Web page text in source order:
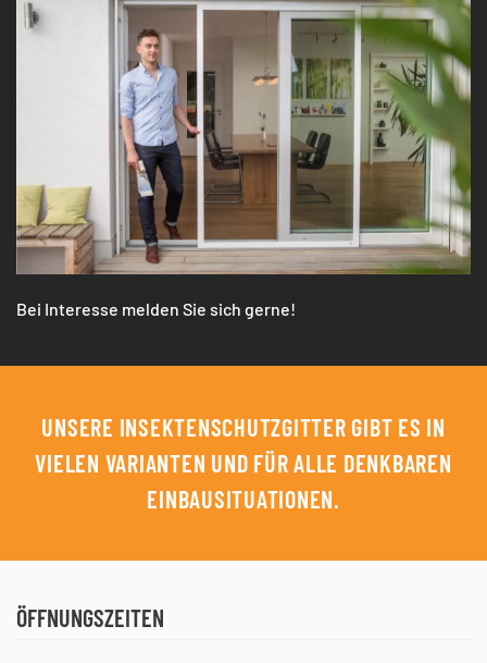
Bei Interesse melden Sie sich gerne!
UNSERE INSEKTENSCHUTZGITTER GIBT ES IN
VIELEN VARIANTEN UND FÜR ALLE DENKBAREN
EINBAUSITUATIONEN.
ÖFFNUNGSZEITEN